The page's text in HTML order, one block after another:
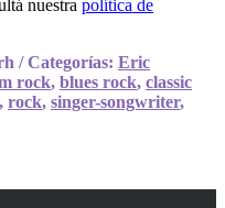
nuestra política de
Categorías: Eric
rock, blues rock, classic
, rock, singer-songwriter,